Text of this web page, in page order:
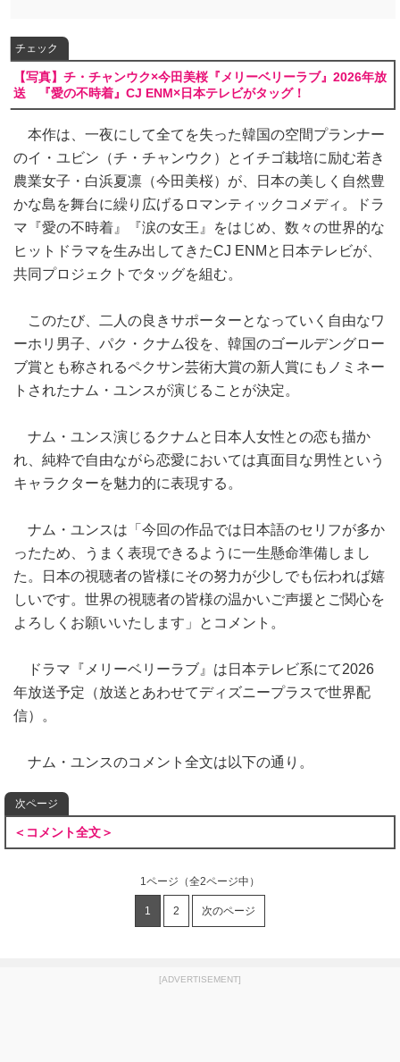
チェック
【写真】チ・チャンウク×今田美桜『メリーベリーラブ』2026年放
送 『愛の不時着』CJ ENM×日本テレビがタッグ！
本作は、一夜にして全てを失った韓国の空間プランナー
のイ・ユビン（チ・チャンウク）とイチゴ栽培に励む若き
農業女子・白浜夏凛（今田美桜）が、日本の美しく自然豊
かな島を舞台に繰り広げるロマンティックコメディ。ドラ
マ『愛の不時着』『涙の女王』をはじめ、数々の世界的な
ヒットドラマを生み出してきたCJ ENMと日本テレビが、
共同プロジェクトでタッグを組む。
このたび、二人の良きサポーターとなっていく自由なワ
ーホリ男子、パク・クナム役を、韓国のゴールデングロー
ブ賞とも称されるペクサン芸術大賞の新人賞にもノミネー
トされたナム・ユンスが演じることが決定。
ナム・ユンス演じるクナムと日本人女性との恋も描か
れ、純粋で自由ながら恋愛においては真面目な男性という
キャラクターを魅力的に表現する。
ナム・ユンスは「今回の作品では日本語のセリフが多か
ったため、うまく表現できるように一生懸命準備しまし
た。日本の視聴者の皆様にその努力が少しでも伝われば嬉
しいです。世界の視聴者の皆様の温かいご声援とご関心を
よろしくお願いいたします」とコメント。
ドラマ『メリーベリーラブ』は日本テレビ系にて2026
年放送予定（放送とあわせてディズニープラスで世界配
信）。
ナム・ユンスのコメント全文は以下の通り。
次ページ
＜コメント全文＞
1ページ （全2ページ中）
1 2 次のページ
[ADVERTISEMENT]